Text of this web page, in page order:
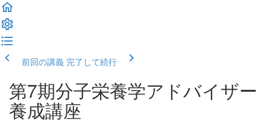
前回の講義 完了して続行
第7期分子栄養学アドバイザー
養成講座